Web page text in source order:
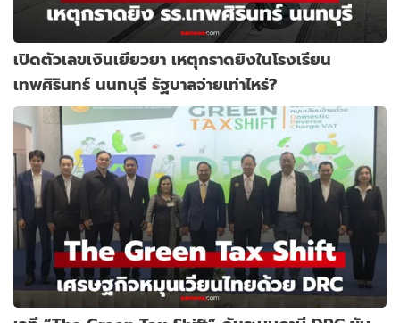
เปิดตัวเลขเงินเยียวยา เหตุกราดยิงในโรงเรียน
เทพศิรินทร์ นนทบุรี รัฐบาลจ่ายเท่าไหร่?